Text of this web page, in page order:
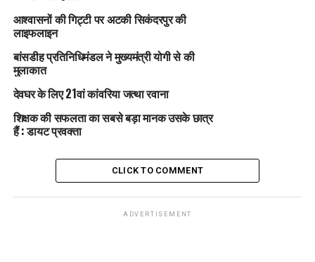
आश्वासनों की गिट्टी पर अटकी सिकंदरपुर की
लाइफलाइन
बांसडीह प्रतिनिधिमंडल ने मुख्यमंत्री योगी से की
मुलाकात
देवघर के लिए 21वां कांवरिया जत्था रवाना
शिक्षक की सफलता का सबसे बड़ा मानक उसके छात्र
हैं : डायट प्रवक्ता
CLICK TO COMMENT
ADVERTISEMENT